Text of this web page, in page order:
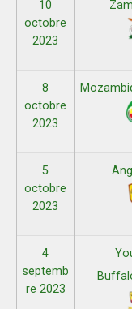
10
octobre
2023
8
octobre
2023
5
octobre
2023
4
septemb
re 2023